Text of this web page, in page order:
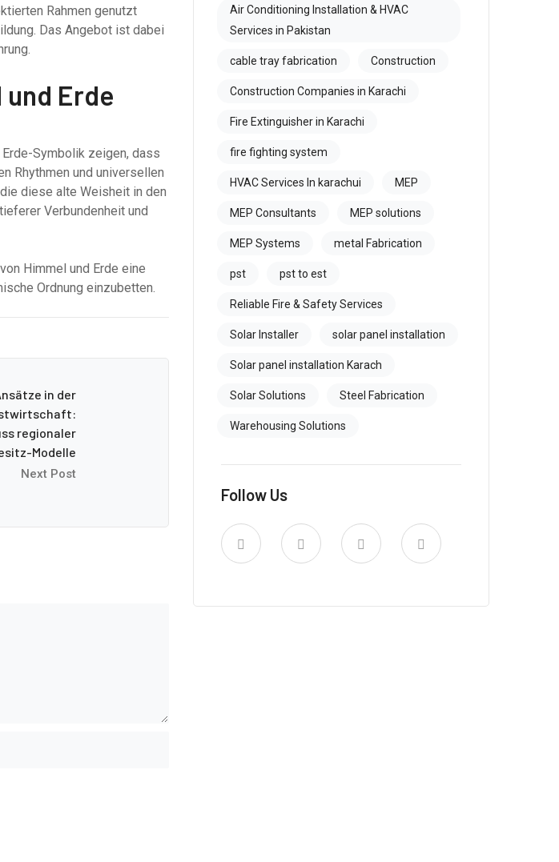
Rahmen genutzt
Das Angebot ist dabei
Erde
Symbolik zeigen, dass
Rhythmen und universellen
diese alte Weisheit in den
Verbundenheit und
Himmel und Erde eine
Ordnung einzubetten.
in der
regionaler
Modelle
Next Post
Air Conditioning Installation & HVAC
Services in Pakistan
cable tray fabrication Construction
Construction Companies in Karachi
Fire Extinguisher in Karachi
fire fighting system
HVAC Services In karachui MEP
MEP Consultants MEP solutions
MEP Systems metal Fabrication
pst pst to est
Reliable Fire & Safety Services
Solar Installer solar panel installation
Solar panel installation Karach
Solar Solutions Steel Fabrication
Warehousing Solutions
Follow Us